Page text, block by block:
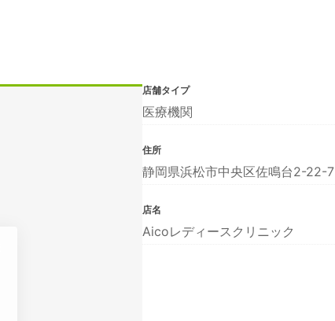
店舗タイプ
医療機関
住所
静岡県浜松市中央区佐鳴台2-22-7
店名
Aicoレディースクリニック